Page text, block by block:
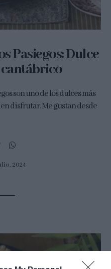
Pasiegos: Dulce
son uno de los dulces más
disfrutar. Me gustan desde
2024